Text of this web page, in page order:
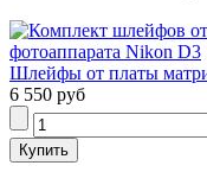
Шлейфы от платы
6 550 руб